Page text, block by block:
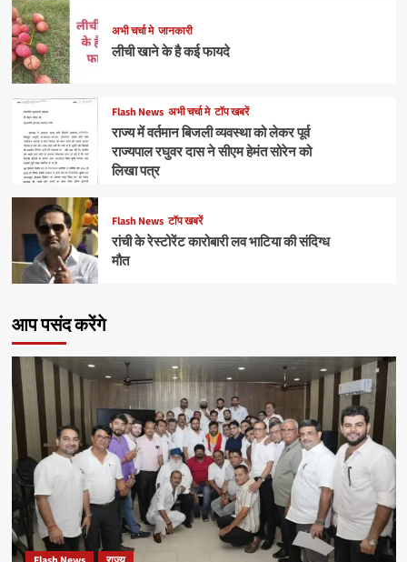
अभी चर्चा मे जानकारी
लीची खाने के है कई फायदे
Flash News अभी चर्चा मे टॉप खबरें
राज्य में वर्तमान बिजली व्यवस्था को लेकर पूर्व
राज्यपाल रघुवर दास ने सीएम हेमंत सोरेन को
लिखा पत्र
Flash News टॉप खबरें
रांची के रेस्टोरेंट कारोबारी लव भाटिया की संदिग्ध
मौत
आप पसंद करेंगे